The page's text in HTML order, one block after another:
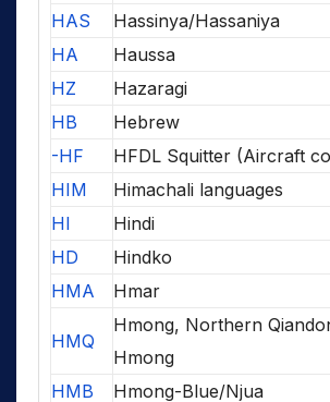
HAS
Hassinya/Hassaniya
HA
Haussa
HZ
Hazaragi
HB
Hebrew
-HF
HFDL Squitter (Aircraft
HIM
Himachali languages
HI
Hindi
HD
Hindko
HMA
Hmar
HMQ
Hmong, Northern
Hmong
HMB
Hmong-Blue/Njua